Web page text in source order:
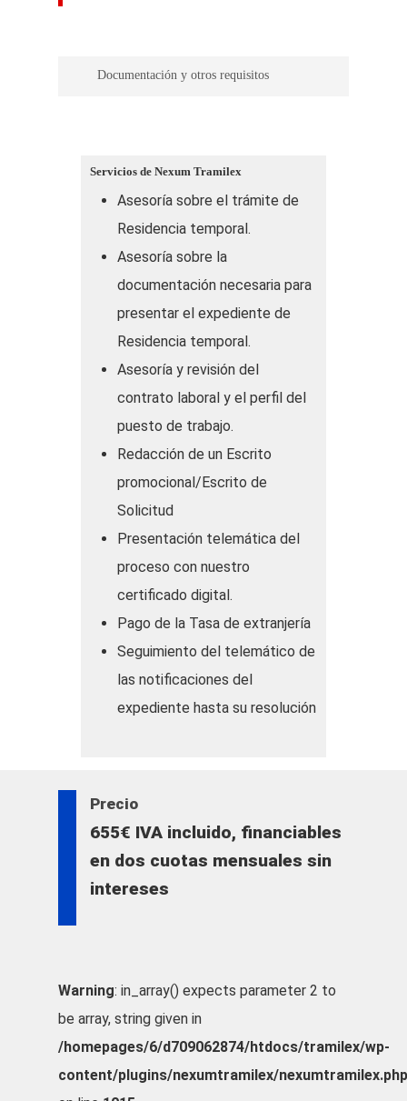
Documentación y otros requisitos
asesorarán sobre la documentación que
debe aportar el empleador o empresa.
Nos ponemos en contacto con la
empresa y su gestoría, y esclarecemos
todas sus dudas sobre el procedimiento.
– Asesoramos a la empresa o empleador
en la redacción del contrato laboral que
debe firmar con el trabajador extranjero.
– Documentos del Estudiante.
Asesoramos al estudiante tanto para que
pueda preparar y cumplir los requisitos
que exige la legislación vigente.
Servicios de Nexum Tramilex
Asesoría sobre el trámite de
Residencia temporal.
Asesoría sobre la
documentación necesaria para
presentar el expediente de
Residencia temporal.
Asesoría y revisión del
contrato laboral y el perfil del
puesto de trabajo.
Redacción de un Escrito
promocional/Escrito de
Solicitud
Presentación telemática del
proceso con nuestro
certificado digital.
Pago de la Tasa de extranjería
Seguimiento del telemático de
las notificaciones del
expediente hasta su resolución
Precio
655€ IVA incluido, financiables
en dos cuotas mensuales sin
intereses
Warning: in_array() expects parameter 2 to
be array, string given in
/homepages/6/d709062874/htdocs/tramilex/wp-
content/plugins/nexumtramilex/